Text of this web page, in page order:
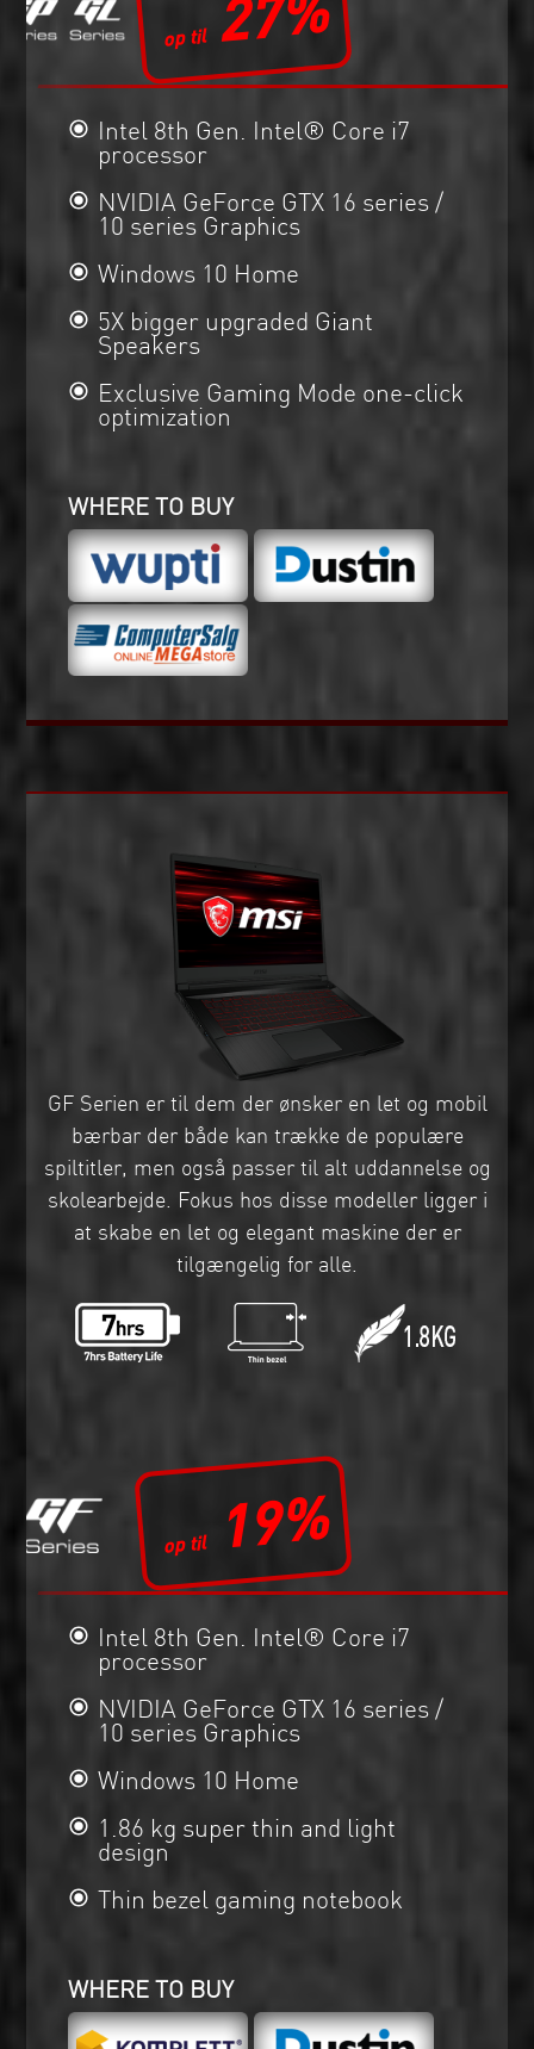
Intel 8th Gen. Intel® Core i7
processor
NVIDIA GeForce GTX 16 series /
10 series Graphics
Windows 10 Home
5X bigger upgraded Giant
Speakers
Exclusive Gaming Mode one-click
optimization
WHERE TO BUY
GF Serien er til dem der ønsker en let og mobil
bærbar der både kan trække de populære
spiltitler, men også passer til alt uddannelse og
skolearbejde. Fokus hos disse modeller ligger i
at skabe en let og elegant maskine der er
tilgængelig for alle.
19%
Intel 8th Gen. Intel® Core i7
processor
NVIDIA GeForce GTX 16 series /
10 series Graphics
Windows 10 Home
1.86 kg super thin and light
design
Thin bezel gaming notebook
WHERE TO BUY